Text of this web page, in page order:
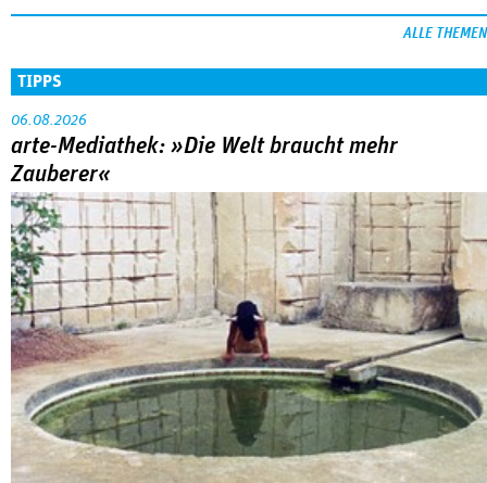
ALLE THEMEN
TIPPS
06.08.2026
arte-Mediathek: »Die Welt braucht mehr
Zauberer«